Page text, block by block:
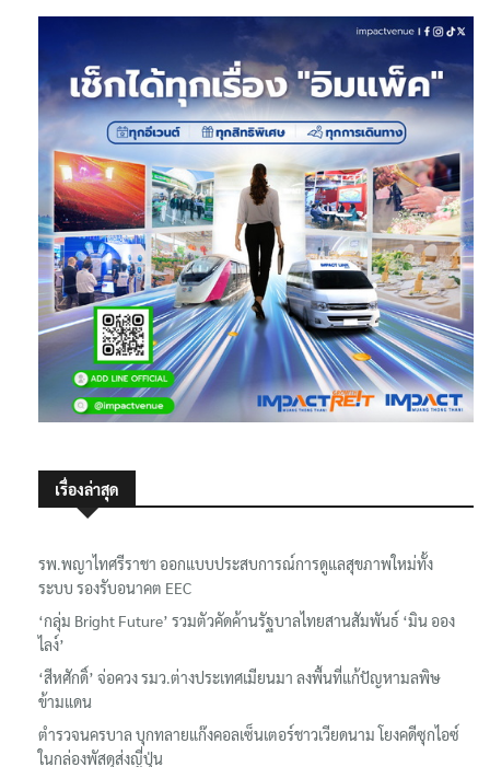
เรื่องล่าสุด
รพ.พญาไทศรีราชา ออกแบบประสบการณ์การดูแลสุขภาพใหม่ทั้ง
ระบบ รองรับอนาคต EEC
‘กลุ่ม Bright Future’ รวมตัวคัดค้านรัฐบาลไทยสานสัมพันธ์ ‘มิน ออง
ไลง์’
‘สีหศักดิ์’ จ่อควง รมว.ต่างประเทศเมียนมา ลงพื้นที่แก้ปัญหามลพิษ
ข้ามแดน
ตำรวจนครบาล บุกทลายแก๊งคอลเซ็นเตอร์ชาวเวียดนาม โยงคดีซุกไอซ์
ในกล่องพัสดุส่งญี่ปุ่น